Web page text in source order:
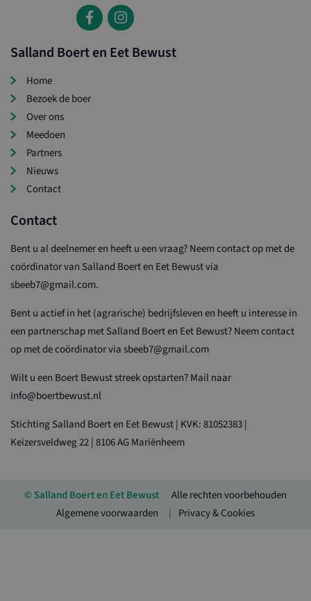
Salland Boert en Eet Bewust
Home
Bezoek de boer
Over ons
Meedoen
Partners
Nieuws
Contact
Contact
Bent u al deelnemer en heeft u een vraag? Neem contact op met de
coördinator van Salland Boert en Eet Bewust via
sbeeb7@gmail.com.
Bent u actief in het (agrarische) bedrijfsleven en heeft u interesse in
een partnerschap met Salland Boert en Eet Bewust? Neem contact
op met de coördinator via sbeeb7@gmail.com
Wilt u een Boert Bewust streek opstarten? Mail naar
info@boertbewust.nl
Stichting Salland Boert en Eet Bewust | KVK: 81052383 |
Keizersveldweg 22 | 8106 AG Mariënheem
© Salland Boert en Eet Bewust
Alle rechten voorbehouden
Algemene voorwaarden
Privacy & Cookies